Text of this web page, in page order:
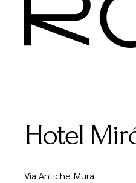
Hotel
Via Antiche Mura